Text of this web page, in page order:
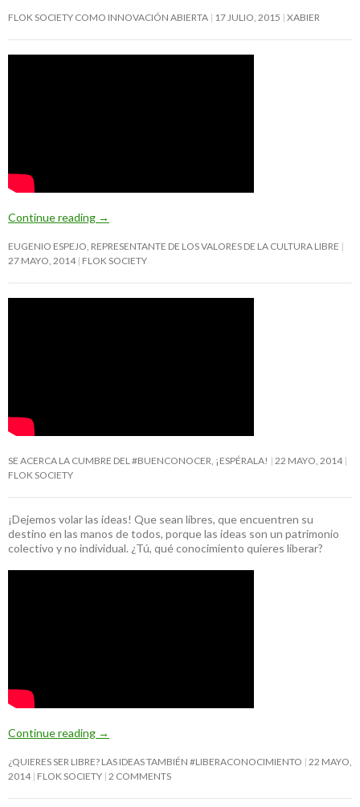
FLOK SOCIETY COMO INNOVACIÓN ABIERTA 17 JULIO, 2015 XABIER
Continue reading →
EUGENIO ESPEJO, REPRESENTANTE DE LOS VALORES DE LA CULTURA LIBRE
27 MAYO, 2014 FLOK SOCIETY
SE ACERCA LA CUMBRE DEL #BUENCONOCER, ¡ESPÉRALA!
22 MAYO, 2014
FLOK SOCIETY
¡Dejemos volar las ideas! Que sean libres, que encuentren su
destino en las manos de todos, porque las ideas son un patrimonio
colectivo y no individual. ¿Tú, qué conocimiento quieres liberar?
Continue reading →
¿QUIERES SER LIBRE? LAS IDEAS TAMBIÉN #LIBERACONOCIMIENTO 22 MAYO,
2014 FLOK SOCIETY 2 COMMENTS